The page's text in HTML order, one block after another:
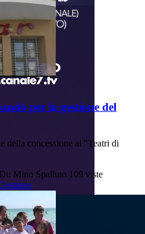
per la gestione del
della concessione ai "Teatri di
Di: Mino Spalluto 109 viste